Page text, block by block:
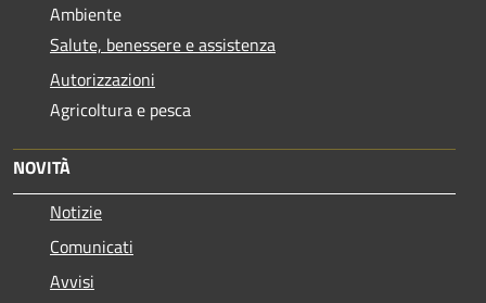
Ambiente
Salute, benessere e assistenza
Autorizzazioni
Agricoltura e pesca
NOVITÀ
Notizie
Comunicati
Avvisi